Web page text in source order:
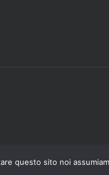
questo sito noi